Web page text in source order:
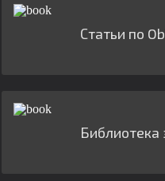
Статьи по
Библиотека